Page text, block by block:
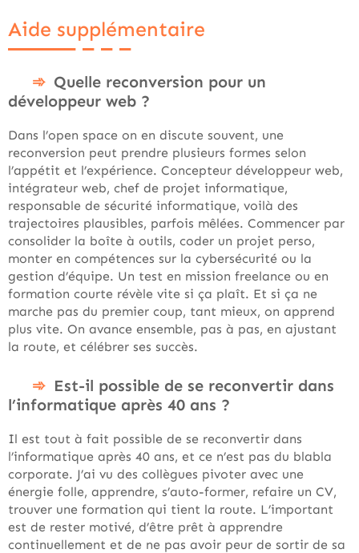
Aide supplémentaire
Quelle reconversion pour un
développeur web ?
Dans l’open space on en discute souvent, une
reconversion peut prendre plusieurs formes selon
l’appétit et l’expérience. Concepteur développeur web,
intégrateur web, chef de projet informatique,
responsable de sécurité informatique, voilà des
trajectoires plausibles, parfois mêlées. Commencer par
consolider la boîte à outils, coder un projet perso,
monter en compétences sur la cybersécurité ou la
gestion d’équipe. Un test en mission freelance ou en
formation courte révèle vite si ça plaît. Et si ça ne
marche pas du premier coup, tant mieux, on apprend
plus vite. On avance ensemble, pas à pas, en ajustant
la route, et célébrer ses succès.
Est-il possible de se reconvertir dans
l’informatique après 40 ans ?
Il est tout à fait possible de se reconvertir dans
l’informatique après 40 ans, et ce n’est pas du blabla
corporate. J’ai vu des collègues pivoter avec une
énergie folle, apprendre, s’auto-former, refaire un CV,
trouver une formation qui tient la route. L’important
est de rester motivé, d’être prêt à apprendre
continuellement et de ne pas avoir peur de sortir de sa